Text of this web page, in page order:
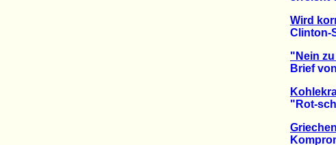
Wird
Clinton-
"Nein
Brief von
"Rot-